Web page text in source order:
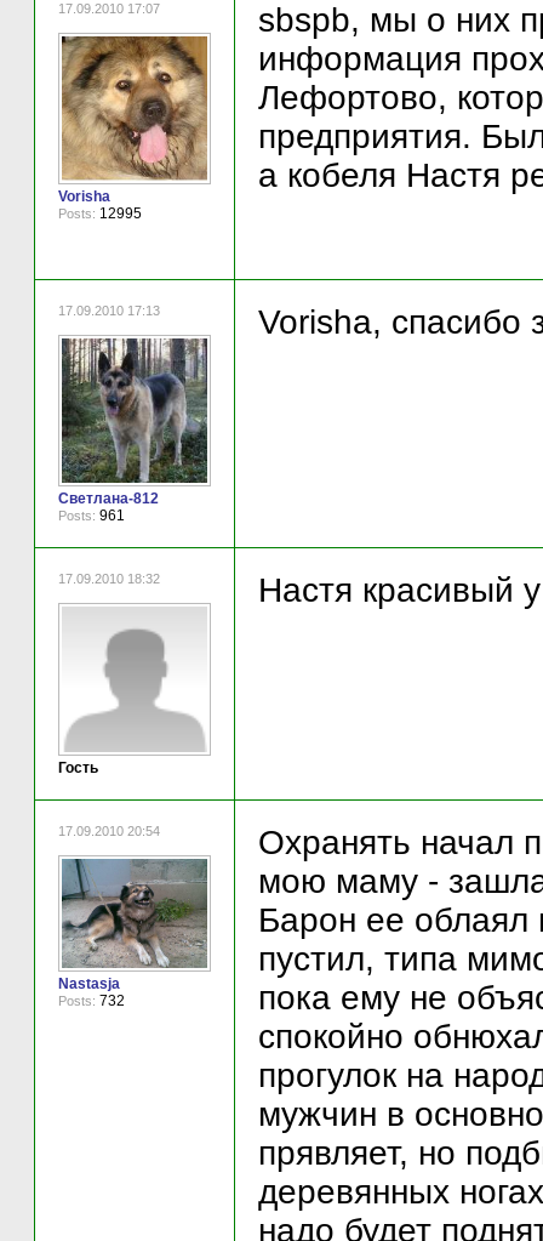
17.09.2010 17:07
Vorisha
Posts: 12995
sbspb, мы о них
информация
Лефортово,
предприятия.
а кобеля Настя
17.09.2010 17:13
Светлана-812
Posts: 961
Vorisha, спасибо
17.09.2010 18:32
Гость
Настя красивый
17.09.2010 20:54
Nastasja
Posts: 732
Охранять начал
мою маму - зашла
Барон ее облаял
пустил, типа
пока ему не
спокойно
прогулок на
мужчин в
прявляет, но
деревянных
надо будет